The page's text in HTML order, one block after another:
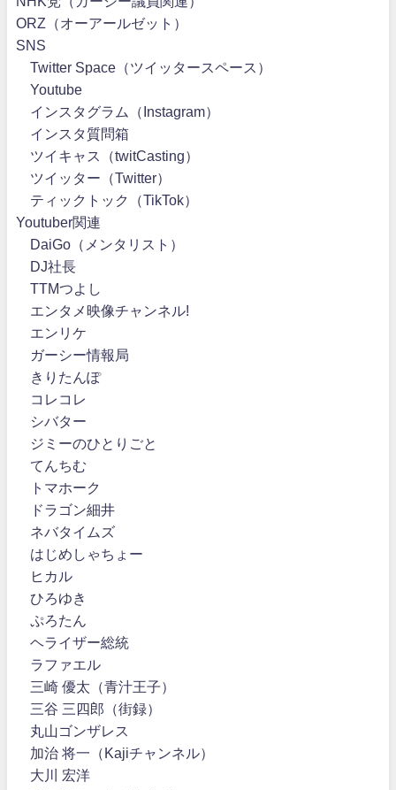
ORZ（オーアールゼット）
SNS
Twitter Space（ツイッタースペース）
Youtube
インスタグラム（Instagram）
インスタ質問箱
ツイキャス（twitCasting）
ツイッター（Twitter）
ティックトック（TikTok）
Youtuber関連
DaiGo（メンタリスト）
DJ社長
TTMつよし
エンタメ映像チャンネル!
エンリケ
ガーシー情報局
きりたんぽ
コレコレ
シバター
ジミーのひとりごと
てんちむ
トマホーク
ドラゴン細井
ネバタイムズ
はじめしゃちょー
ヒカル
ひろゆき
ぷろたん
ヘライザー総統
ラファエル
三崎 優太（青汁王子）
三谷 三四郎（街録）
丸山ゴンザレス
加治 将一（Kajiチャンネル）
大川 宏洋